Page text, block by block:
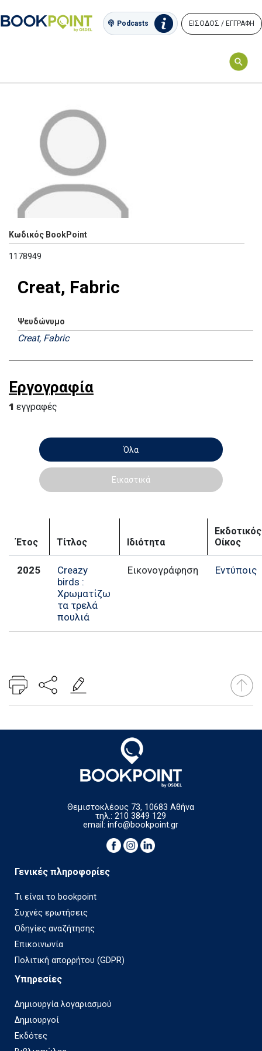
Podcasts ΕΙΣΟΔΟΣ / ΕΓΓΡΑΦΗ
Κωδικός BookPoint
1178949
Creat, Fabric
Ψευδώνυμο
Creat, Fabric
Εργογραφία
1 εγγραφές
Όλα
Εικαστικά
Έτος Τίτλος Ιδιότητα
Εκδοτικός
Οίκος
2025
Creazy
birds :
Χρωματίζω
τα τρελά
πουλιά
Εικονογράφηση Εντύποις
Θεμιστοκλέους 73, 10683 Αθήνα
τηλ.: 210 3849 129
email:info@bookpoint.gr
Γενικές πληροφορίες
Τι είναι το bookpoint
Συχνές ερωτήσεις
Οδηγίες αναζήτησης
Επικοινωνία
Πολιτική απορρήτου (GDPR)
Υπηρεσίες
Δημιουργία λογαριασμού
Δημιουργοί
Εκδότες